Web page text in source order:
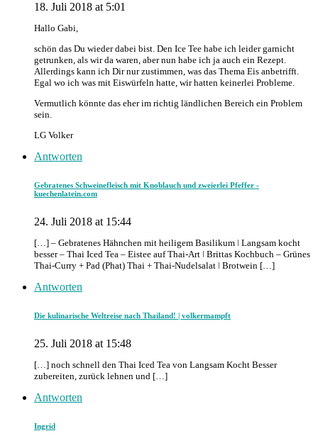
18. Juli 2018 at 5:01
Hallo Gabi,
schön das Du wieder dabei bist. Den Ice Tee habe ich leider garnicht
getrunken, als wir da waren, aber nun habe ich ja auch ein Rezept.
Allerdings kann ich Dir nur zustimmen, was das Thema Eis anbetrifft.
Egal wo ich was mit Eiswürfeln hatte, wir hatten keinerlei Probleme.
Vermutlich könnte das eher im richtig ländlichen Bereich ein Problem
sein.
LG Volker
Antworten
Gebratenes Schweinefleisch mit Knoblauch und zweierlei Pfeffer -
kuechenlatein.com
24. Juli 2018 at 15:44
[…] – Gebratenes Hähnchen mit heiligem Basilikum ǀ Langsam kocht
besser – Thai Iced Tea – Eistee auf Thai-Art ǀ Brittas Kochbuch – Grünes
Thai-Curry + Pad (Phat) Thai + Thai-Nudelsalat ǀ Brotwein […]
Antworten
Die kulinarische Weltreise nach Thailand! | volkermampft
25. Juli 2018 at 15:48
[…] noch schnell den Thai Iced Tea von Langsam Kocht Besser
zubereiten, zurück lehnen und […]
Antworten
Ingrid